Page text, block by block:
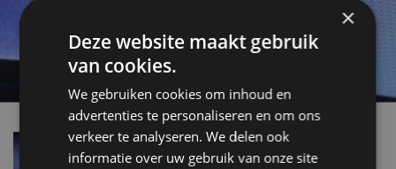
MotorRAI.nl
Lancia Gamma (2026) is ‘made in Italy’
okt 2024
×
Deze website maakt gebruik
van cookies.
We gebruiken cookies om inhoud en
advertenties te personaliseren en om ons
verkeer te analyseren. We delen ook
informatie over uw gebruik van onze site